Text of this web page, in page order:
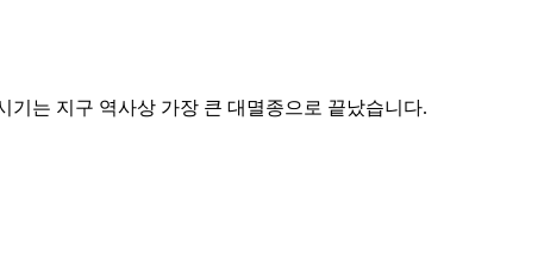
는 지구 역사상 가장 큰 대멸종으로 끝났습니다.